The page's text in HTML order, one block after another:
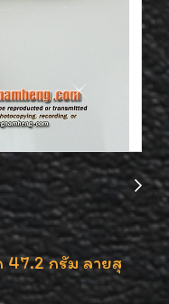
47.2 กรัม ลายสุ